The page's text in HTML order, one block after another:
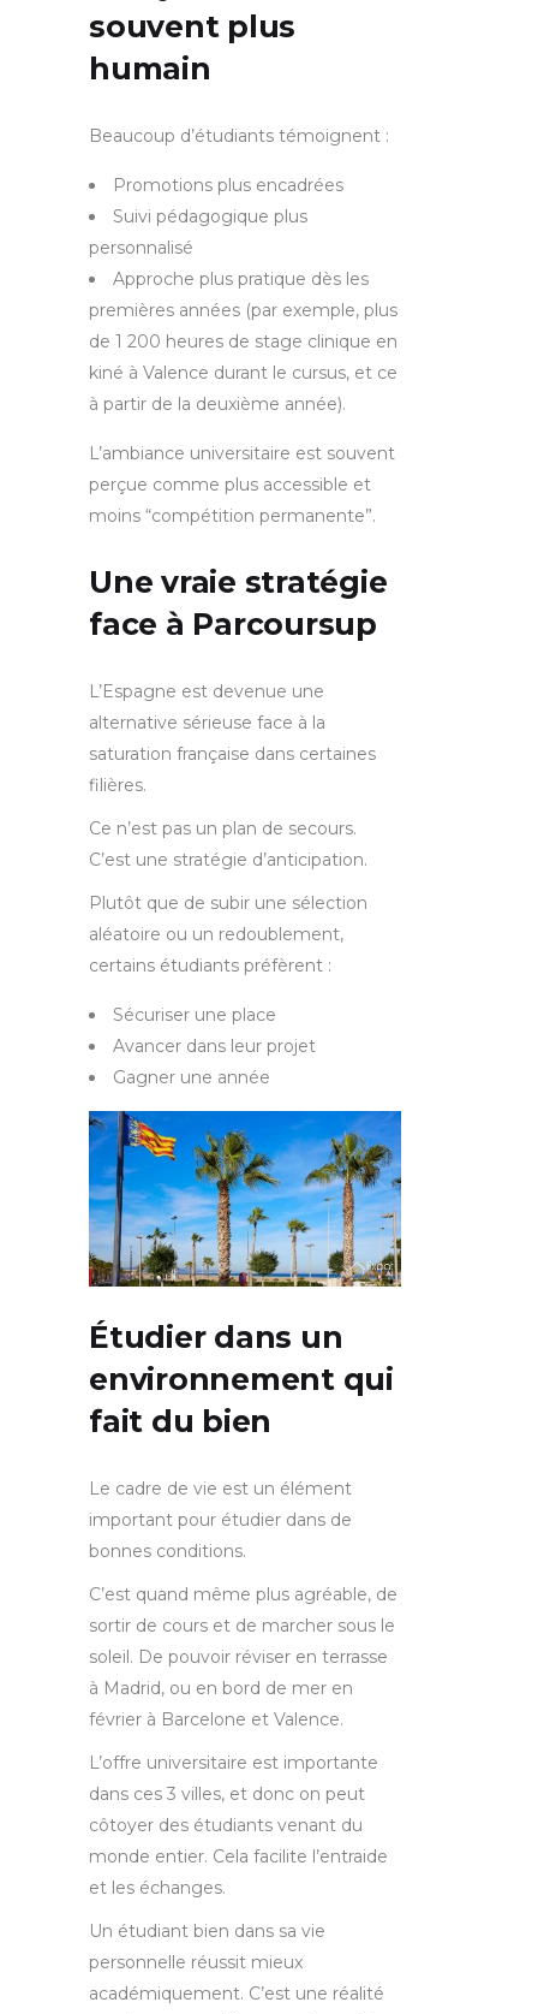
souvent plus
humain
Beaucoup d’étudiants témoignent :
Promotions plus encadrées
Suivi pédagogique plus
personnalisé
Approche plus pratique dès les
premières années (par exemple, plus
de 1 200 heures de stage clinique en
kiné à Valence durant le cursus, et ce
à partir de la deuxième année).
L’ambiance universitaire est souvent
perçue comme plus accessible et
moins “compétition permanente”.
Une vraie stratégie
face à Parcoursup
L’Espagne est devenue une
alternative sérieuse face à la
saturation française dans certaines
filières.
Ce n’est pas un plan de secours.
C’est une stratégie d’anticipation.
Plutôt que de subir une sélection
aléatoire ou un redoublement,
certains étudiants préfèrent :
Sécuriser une place
Avancer dans leur projet
Gagner une année
Étudier dans un
environnement qui
fait du bien
Le cadre de vie est un élément
important pour étudier dans de
bonnes conditions.
C’est quand même plus agréable, de
sortir de cours et de marcher sous le
soleil. De pouvoir réviser en terrasse
à Madrid, ou en bord de mer en
février à Barcelone et Valence.
L’offre universitaire est importante
dans ces 3 villes, et donc on peut
côtoyer des étudiants venant du
monde entier. Cela facilite l’entraide
et les échanges.
Un étudiant bien dans sa vie
personnelle réussit mieux
académiquement. C’est une réalité